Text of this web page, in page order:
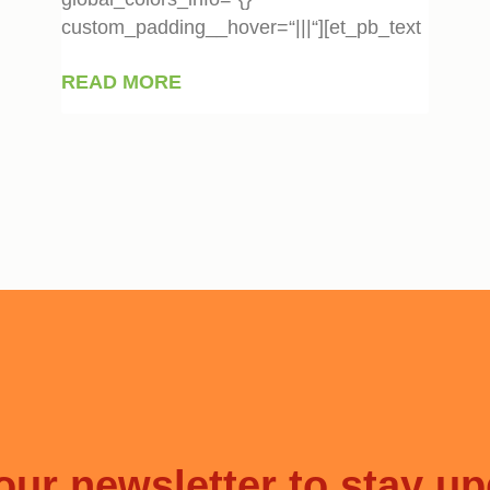
custom_padding__hover=“|||“][et_pb_text
READ MORE